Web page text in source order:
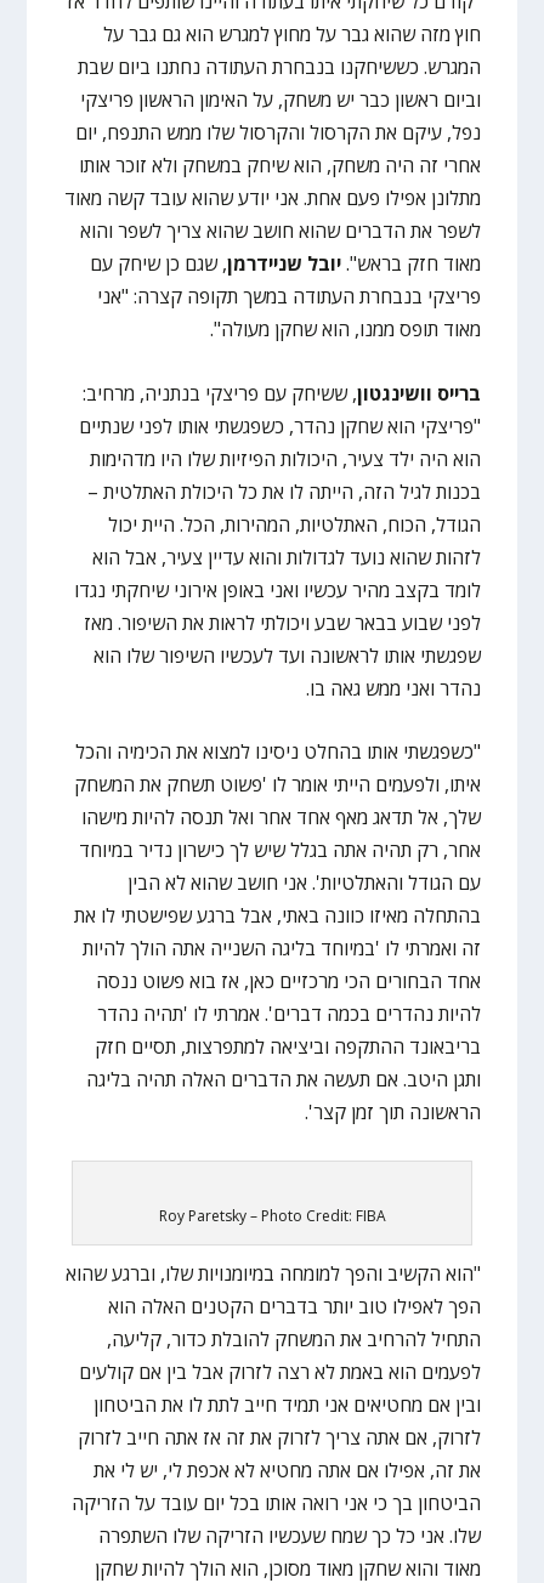
חוץ מזה שהוא גבר על מחוץ למגרש הוא גם גבר על
המגרש. כששיחקנו בנבחרת העתודה נחתנו ביום שבת
וביום ראשון כבר יש משחק, על האימון הראשון פריצקי
נפל, עיקם את הקרסול והקרסול שלו ממש התנפח, יום
אחרי זה היה משחק, הוא שיחק במשחק ולא זוכר אותו
מתלונן אפילו פעם אחת. אני יודע שהוא עובד קשה מאוד
לשפר את הדברים שהוא חושב שהוא צריך לשפר והוא
מאוד חזק בראש".יובל שניידרמן, שגם כן שיחק עם
פריצקי בנבחרת העתודה במשך תקופה קצרה: "אני
מאוד תופס ממנו, הוא שחקן מעולה".
ברייס וושינגטון, ששיחק עם פריצקי בנתניה, מרחיב:
"פריצקי הוא שחקן נהדר, כשפגשתי אותו לפני שנתיים
הוא היה ילד צעיר, היכולות הפיזיות שלו היו מדהימות
בכנות לגיל הזה, הייתה לו את כל היכולת האתלטית –
הגודל, הכוח, האתלטיות, המהירות, הכל. היית יכול
לזהות שהוא נועד לגדולות והוא עדיין צעיר, אבל הוא
לומד בקצב מהיר עכשיו ואני באופן אירוני שיחקתי נגדו
לפני שבוע בבאר שבע ויכולתי לראות את השיפור. מאז
שפגשתי אותו לראשונה ועד לעכשיו השיפור שלו הוא
נהדר ואני ממש גאה בו.
"כשפגשתי אותו בהחלט ניסינו למצוא את הכימיה והכל
איתו, ולפעמים הייתי אומר לו 'פשוט תשחק את המשחק
שלך, אל תדאג מאף אחד אחר ואל תנסה להיות מישהו
אחר, רק תהיה אתה בגלל שיש לך כישרון נדיר במיוחד
עם הגודל והאתלטיות'. אני חושב שהוא לא הבין
בהתחלה מאיזו כוונה באתי, אבל ברגע שפישטתי לו את
זה ואמרתי לו 'במיוחד בליגה השנייה אתה הולך להיות
אחד הבחורים הכי מרכזיים כאן, אז בוא פשוט ננסה
להיות נהדרים בכמה דברים'. אמרתי לו 'תהיה נהדר
בריבאונד ההתקפה וביציאה למתפרצות, תסיים חזק
ותגן היטב. אם תעשה את הדברים האלה תהיה בליגה
הראשונה תוך זמן קצר'.
Roy Paretsky – Photo Credit: FIBA
"הוא הקשיב והפך למומחה במיומנויות שלו, וברגע שהוא
הפך לאפילו טוב יותר בדברים הקטנים האלה הוא
התחיל להרחיב את המשחק להובלת כדור, קליעה,
לפעמים הוא באמת לא רצה לזרוק אבל בין אם קולעים
ובין אם מחטיאים אני תמיד חייב לתת לו את הביטחון
לזרוק, אם אתה צריך לזרוק את זה אז אתה חייב לזרוק
את זה, אפילו אם אתה מחטיא לא אכפת לי, יש לי את
הביטחון בך כי אני רואה אותו בכל יום עובד על הזריקה
שלו. אני כל כך שמח שעכשיו הזריקה שלו השתפרה
מאוד והוא שחקן מאוד מסוכן, הוא הולך להיות שחקן